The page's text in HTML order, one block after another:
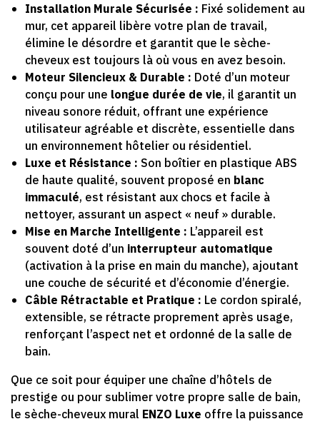
Installation Murale Sécurisée : Fixé solidement au
mur, cet appareil libère votre plan de travail,
élimine le désordre et garantit que le sèche-
cheveux est toujours là où vous en avez besoin.
Moteur Silencieux & Durable : Doté d’un moteur
conçu pour une longue durée de vie, il garantit un
niveau sonore réduit, offrant une expérience
utilisateur agréable et discrète, essentielle dans
un environnement hôtelier ou résidentiel.
Luxe et Résistance : Son boîtier en plastique ABS
de haute qualité, souvent proposé en blanc
immaculé, est résistant aux chocs et facile à
nettoyer, assurant un aspect « neuf » durable.
Mise en Marche Intelligente : L’appareil est
souvent doté d’un interrupteur automatique
(activation à la prise en main du manche), ajoutant
une couche de sécurité et d’économie d’énergie.
Câble Rétractable et Pratique : Le cordon spiralé,
extensible, se rétracte proprement après usage,
renforçant l’aspect net et ordonné de la salle de
bain.
Que ce soit pour équiper une chaîne d’hôtels de
prestige ou pour sublimer votre propre salle de bain,
le sèche-cheveux mural ENZO Luxe offre la puissance